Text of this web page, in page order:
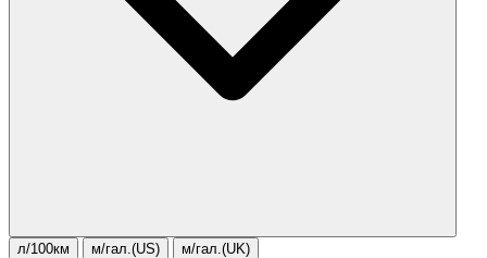
л/100км м/гал.(US) м/гал.(UK)